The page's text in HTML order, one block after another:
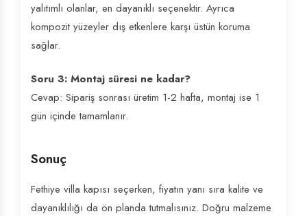
yalıtımlı olanlar, en dayanıklı seçenektir. Ayrıca
kompozit yüzeyler dış etkenlere karşı üstün koruma
sağlar.
Soru 3: Montaj süresi ne kadar?
Cevap: Sipariş sonrası üretim 1-2 hafta, montaj ise 1
gün içinde tamamlanır.
Sonuç
Fethiye villa kapısı seçerken, fiyatın yanı sıra kalite ve
dayanıklılığı da ön planda tutmalısınız. Doğru malzeme